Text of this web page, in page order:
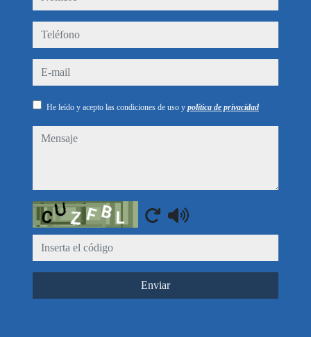
teléfono
e-mail
He leído y acepto las condiciones de uso y política de privacidad
mensaje
Captcha
Enviar